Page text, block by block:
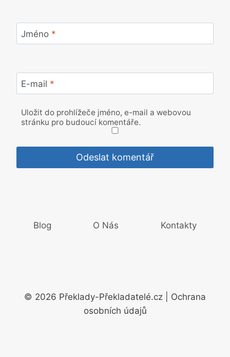
Jméno *
E-mail *
Uložit do prohlížeče jméno, e-mail a webovou
stránku pro budoucí komentáře.
Blog O Nás Kontakty
© 2026 Překlady-Překladatelé.cz | Ochrana
osobních údajů